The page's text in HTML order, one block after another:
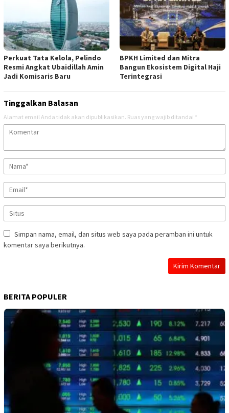
​Perkuat Tata Kelola, Pelindo
Resmi Angkat Ubaidillah Amin
Jadi Komisaris Baru
BPKH Limited dan Mitra
Bangun Ekosistem Digital Haji
Terintegrasi
Tinggalkan Balasan
Alamat email Anda tidak akan dipublikasikan. Ruas yang wajib ditandai *
Simpan nama, email, dan situs web saya pada peramban ini untuk
komentar saya berikutnya.
BERITA POPULER